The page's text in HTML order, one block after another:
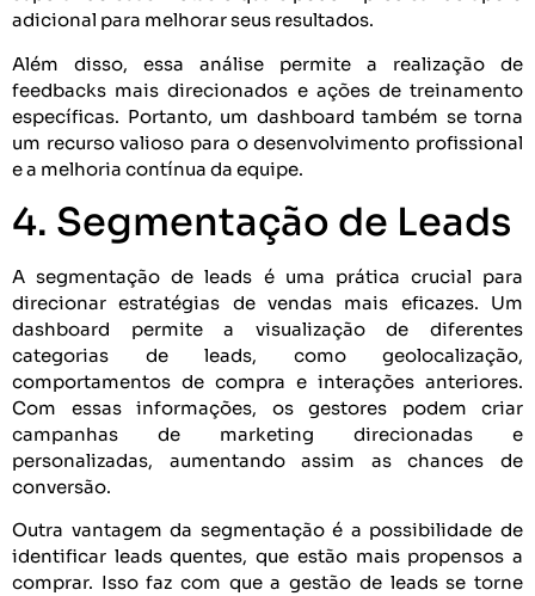
adicional para melhorar seus resultados.
Além disso, essa análise permite a realização de
feedbacks mais direcionados e ações de treinamento
específicas. Portanto, um dashboard também se torna
um recurso valioso para o desenvolvimento profissional
e a melhoria contínua da equipe.
4. Segmentação de Leads
A segmentação de leads é uma prática crucial para
direcionar estratégias de vendas mais eficazes. Um
dashboard permite a visualização de diferentes
categorias de leads, como geolocalização,
comportamentos de compra e interações anteriores.
Com essas informações, os gestores podem criar
campanhas de marketing direcionadas e
personalizadas, aumentando assim as chances de
conversão.
Outra vantagem da segmentação é a possibilidade de
identificar leads quentes, que estão mais propensos a
comprar. Isso faz com que a gestão de leads se torne